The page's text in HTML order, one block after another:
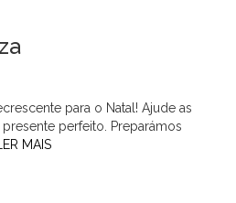
para o Natal! Ajude as
perfeito. Preparámos
LER MAIS